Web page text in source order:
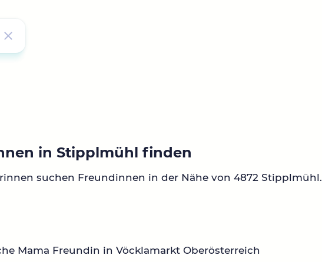
in Stipplmühl finden
suchen Freundinnen in der Nähe von 4872 Stipplmühl.
Mama Freundin in Vöcklamarkt Oberösterreich